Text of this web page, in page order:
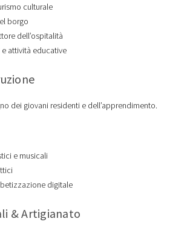
culturale
borgo
dell’ospitalità
attività educative
dei giovani residenti e dell’apprendimento.
e musicali
digitale
& Artigianato